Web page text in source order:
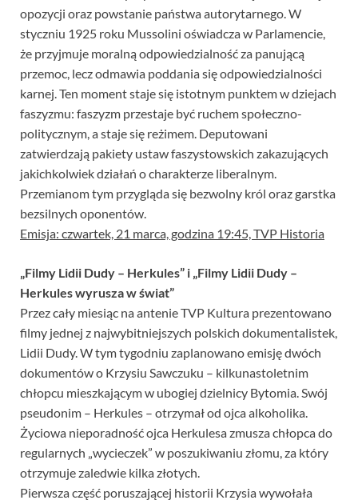
opozycji oraz powstanie państwa autorytarnego. W
styczniu 1925 roku Mussolini oświadcza w Parlamencie,
że przyjmuje moralną odpowiedzialność za panującą
przemoc, lecz odmawia poddania się odpowiedzialności
karnej. Ten moment staje się istotnym punktem w dziejach
faszyzmu: faszyzm przestaje być ruchem społeczno-
politycznym, a staje się reżimem. Deputowani
zatwierdzają pakiety ustaw faszystowskich zakazujących
jakichkolwiek działań o charakterze liberalnym.
Przemianom tym przygląda się bezwolny król oraz garstka
bezsilnych oponentów.
Emisja: czwartek, 21 marca, godzina 19:45, TVP Historia
„Filmy Lidii Dudy – Herkules” i „Filmy Lidii Dudy –
Herkules wyrusza w świat”
Przez cały miesiąc na antenie TVP Kultura prezentowano
filmy jednej z najwybitniejszych polskich dokumentalistek,
Lidii Dudy. W tym tygodniu zaplanowano emisję dwóch
dokumentów o Krzysiu Sawczuku – kilkunastoletnim
chłopcu mieszkającym w ubogiej dzielnicy Bytomia. Swój
pseudonim – Herkules – otrzymał od ojca alkoholika.
Życiowa nieporadność ojca Herkulesa zmusza chłopca do
regularnych „wycieczek” w poszukiwaniu złomu, za który
otrzymuje zaledwie kilka złotych.
Pierwsza część poruszającej historii Krzysia wywołała